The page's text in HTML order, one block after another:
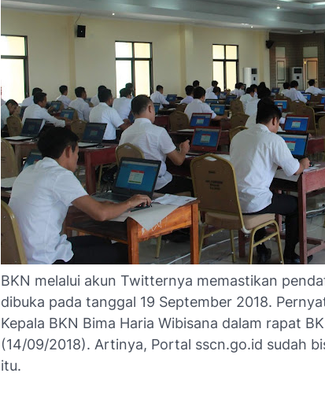
BKN melalui akun Twitternya memastikan
dibuka pada tanggal 19 September 2018.
Kepala BKN Bima Haria Wibisana dalam rapat
(14/09/2018). Artinya, Portal sscn.go.id sudah
itu.